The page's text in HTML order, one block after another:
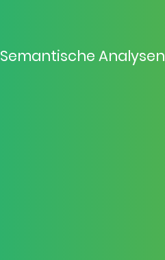
Semantische Analysen